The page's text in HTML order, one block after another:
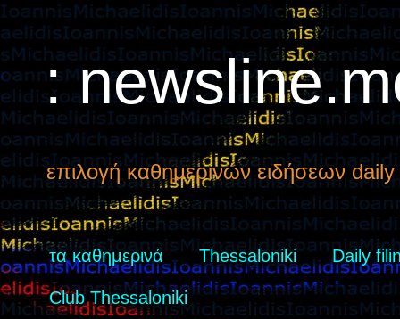
:
επιλογή καθημερινών ειδήσεων
τα καθημερινά Thessaloniki Daily
Club Thessaloniki